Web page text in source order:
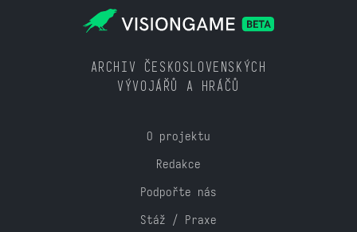
ARCHIV ČESKOSLOVENSKÝCH
VÝVOJÁŘŮ A HRÁČŮ
O projektu
Redakce
Podpořte nás
Stáž / Praxe